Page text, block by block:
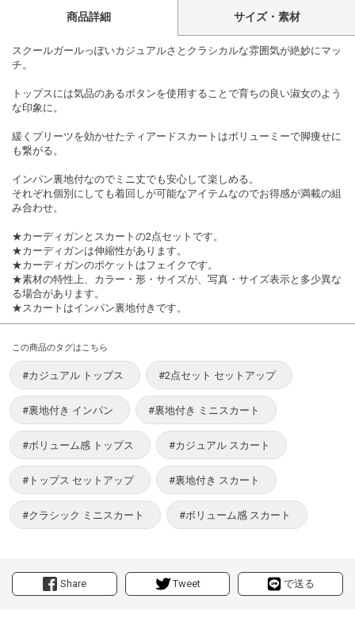
Share Tweet で送る
商品詳細 サイズ・素材
スクールガールっぽいカジュアルさとクラシカルな雰囲気が絶妙にマッ
チ。
トップスには気品のあるボタンを使用することで育ちの良い淑女のよう
な印象に。
緩くプリーツを効かせたティアードスカートはボリューミーで脚痩せに
も繋がる。
インパン裏地付なのでミニ丈でも安心して楽しめる。
それぞれ個別にしても着回しが可能なアイテムなのでお得感が満載の組
み合わせ。
★カーディガンとスカートの2点セットです。
★カーディガンは伸縮性があります。
★カーディガンのポケットはフェイクです。
★素材の特性上、カラー・形・サイズが、写真・サイズ表示と多少異な
る場合があります。
★スカートはインパン裏地付きです。
この商品のタグはこちら
#カジュアル トップス #2点セット セットアップ
#裏地付き インパン #裏地付き ミニスカート
#ボリューム感 トップス #カジュアル スカート
#トップス セットアップ #裏地付き スカート
#クラシック ミニスカート #ボリューム感 スカート